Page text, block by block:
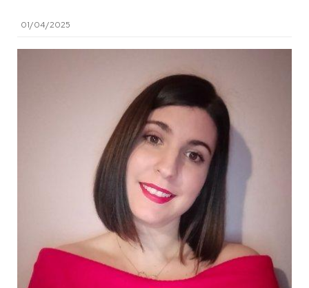
01/04/2025